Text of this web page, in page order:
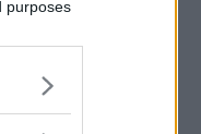
purposes